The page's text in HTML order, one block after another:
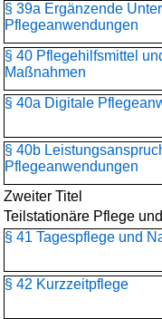
§ 39a Ergänzende
Pflegeanwendungen
§ 40 Pflegehilfsmittel
Maßnahmen
§ 40a Digitale
§ 40b
Pflegeanwendungen
Zweiter Titel
Teilstationäre Pflege
§ 41 Tagespflege und
§ 42 Kurzzeitpflege